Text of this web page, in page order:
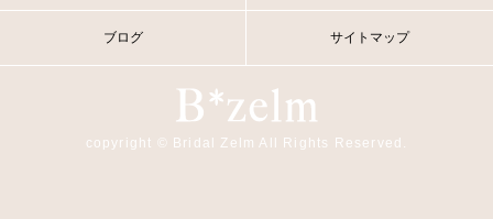
ブログ サイトマップ
copyright © Bridal Zelm All Rights Reserved.